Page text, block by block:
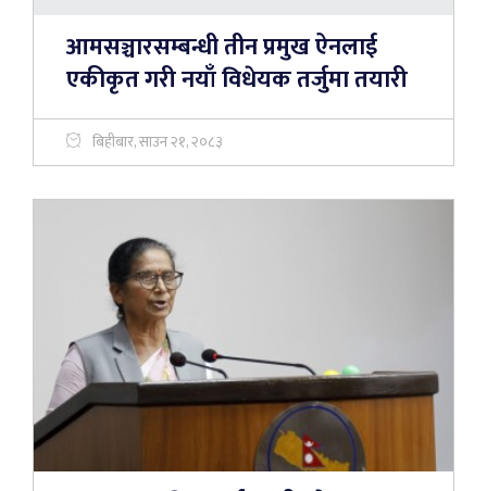
आमसञ्चारसम्बन्धी तीन प्रमुख ऐनलाई
एकीकृत गरी नयाँ विधेयक तर्जुमा तयारी
बिहीबार, साउन २१, २०८३